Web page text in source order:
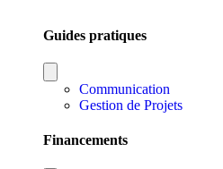
Guides pratiques
Communication
Gestion de Projets
Financements